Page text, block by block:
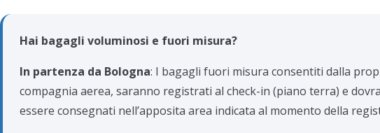
Hai bagagli voluminosi e fuori misura?
In partenza da Bologna: I bagagli fuori misura consentiti dalla
compagnia aerea, saranno registrati al check-in (piano terra) e
essere consegnati nell’apposita area indicata al momento della